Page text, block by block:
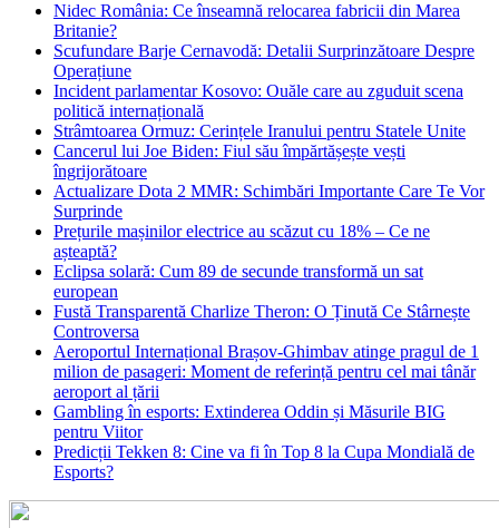
Nidec România: Ce înseamnă relocarea fabricii din Marea
Britanie?
Scufundare Barje Cernavodă: Detalii Surprinzătoare Despre
Operațiune
Incident parlamentar Kosovo: Ouăle care au zguduit scena
politică internațională
Strâmtoarea Ormuz: Cerințele Iranului pentru Statele Unite
Cancerul lui Joe Biden: Fiul său împărtășește vești
îngrijorătoare
Actualizare Dota 2 MMR: Schimbări Importante Care Te Vor
Surprinde
Prețurile mașinilor electrice au scăzut cu 18% – Ce ne
așteaptă?
Eclipsa solară: Cum 89 de secunde transformă un sat
european
Fustă Transparentă Charlize Theron: O Ținută Ce Stârnește
Controversa
Aeroportul Internațional Brașov‑Ghimbav atinge pragul de 1
milion de pasageri: Moment de referință pentru cel mai tânăr
aeroport al țării
Gambling în esports: Extinderea Oddin și Măsurile BIG
pentru Viitor
Predicții Tekken 8: Cine va fi în Top 8 la Cupa Mondială de
Esports?